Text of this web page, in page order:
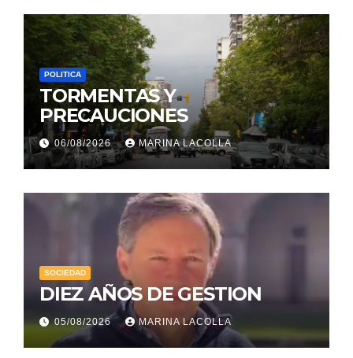
POLITICA
TORMENTAS Y
PRECAUCIONES
06/08/2026 MARINA LACOLLA
SOCIEDAD
DIEZ AÑOS DE GESTION
05/08/2026 MARINA LACOLLA